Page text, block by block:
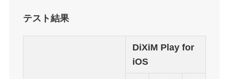
テスト結果
DiXiM Play for
iOS